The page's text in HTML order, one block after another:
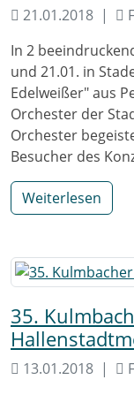
21.01.2018
In 2
und 21.01. in
Edelweißer" aus
Orchester der
Orchester
Besucher des
Weiterlesen
35.
13.01.2018